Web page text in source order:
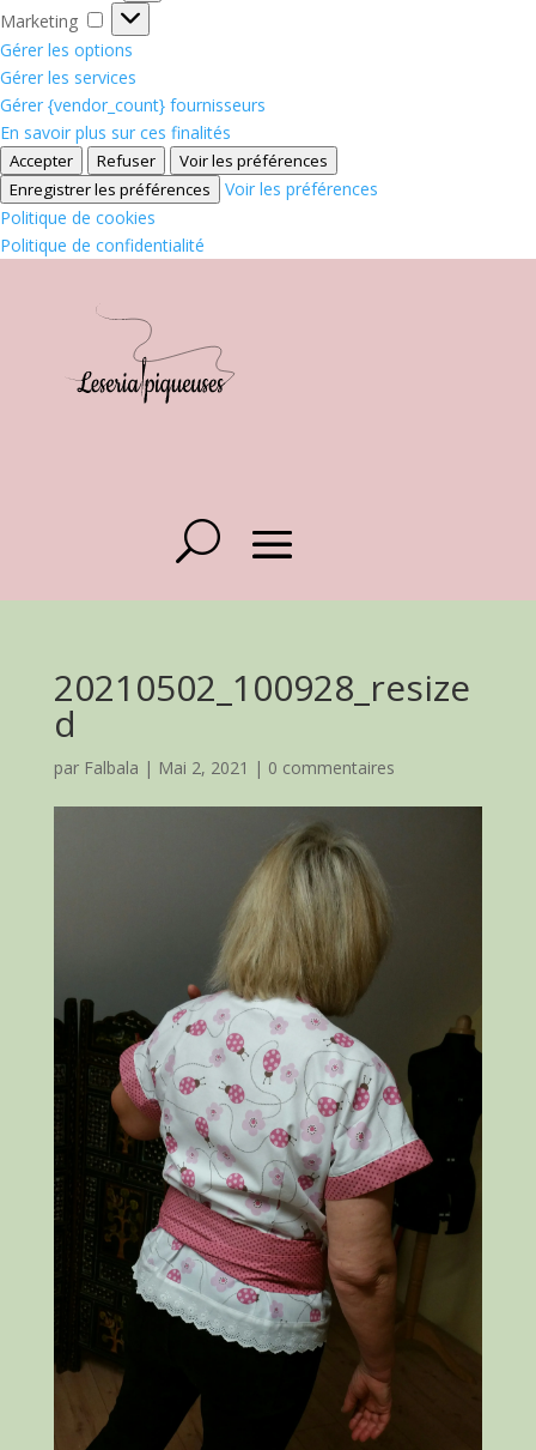
Marketing
Marketing
Gérer les options
Gérer les services
Gérer {vendor_count} fournisseurs
En savoir plus sur ces finalités
Accepter Refuser
Voir les préférences
Enregistrer les préférences
Voir les préférences
Politique de cookies
Politique de confidentialité
20210502_100928_resize
d
par Falbala | Mai 2, 2021 | 0 commentaires